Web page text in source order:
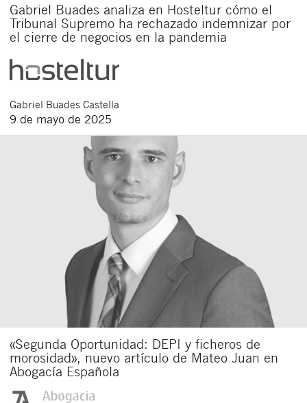
Gabriel Buades analiza en Hosteltur cómo el
Tribunal Supremo ha rechazado indemnizar por
el cierre de negocios en la pandemia
Gabriel Buades Castella
9 de mayo de 2025
«Segunda Oportunidad: DEPI y ficheros de
morosidad», nuevo artículo de Mateo Juan en
Abogacía Española